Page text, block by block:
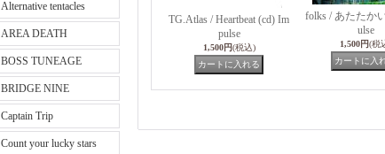
Alternative tentacles
AREA DEATH
BOSS TUNEAGE
BRIDGE NINE
Captain Trip
Count your lucky stars
TG.Atlas / Heartbeat (cd) Im
pulse
1,500円(税込)
folks / あたたか
ulse
1,500円(税